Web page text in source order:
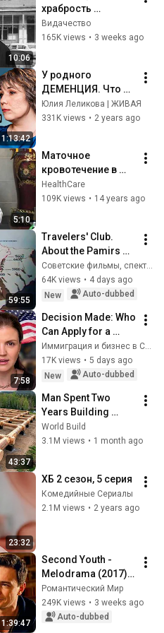
10:06
храбрость
(короткометражн
ый фильм, 1970)
Видачество
165K views • 3 weeks ago
1:13:42
У родного
ДЕМЕНЦИЯ. Что
делать? Признаки,
стадии и лечение
Щеткина /
ШЕПОТОМ
Юлия Леликова | ЖИВАЯ
331K views • 2 years ago
5:10
Маточное
кровотечение в
пременапаузе
HealthCare
109K views • 14 years ago
59:55
Travelers' Club.
About the Pamirs
(1983)
Советские фильмы, спектакли и телепередачи
64K views • 4 days ago
New
Auto-dubbed
7:58
Decision Made: Who
Can Apply for a
Green Card Starting
August 1. Airport
Detentions.
Иммиграция и бизнес в США с Olena Manilich
17K views • 5 days ago
New
Auto-dubbed
43:37
Man Spent Two
Years Building
HUGE Wooden
House for his
@bjornbrenton
World Build
3.1M views • 1 month ago
23:32
ХБ 2 сезон, 5 серия
Комедийные Сериалы
2.1M views • 2 years ago
1:39:47
Second Youth -
Melodrama (2017) /
The Last Youth
Романтический Мир
249K views • 3 weeks ago
Auto-dubbed